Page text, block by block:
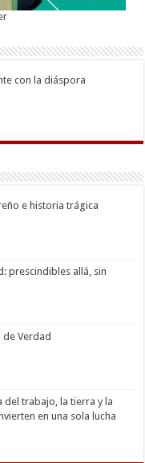
con la diáspora
e historia trágica
prescindibles allá, sin
de Verdad
del trabajo, la tierra y la
en una sola lucha